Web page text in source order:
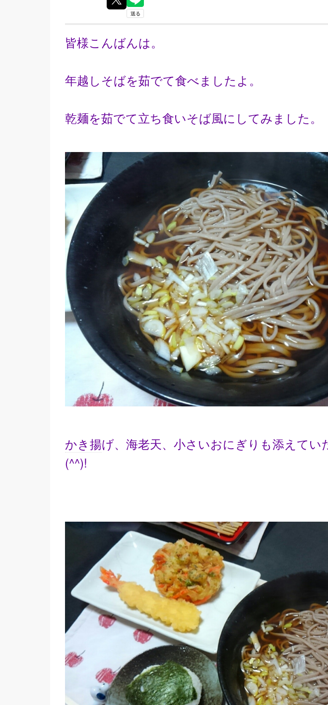
皆様こんばんは。
年越しそばを茹でて食べましたよ。
乾麺を茹でて立ち食いそば風にしてみました。
かき揚げ、海老天、小さいおにぎりも添えてい
(^^)!